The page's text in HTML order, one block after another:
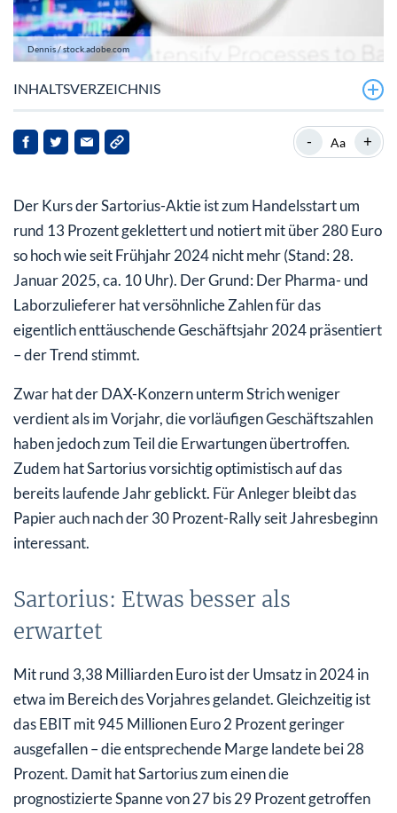
Dennis / stock.adobe.com
INHALTSVERZEICHNIS
Sartorius: Etwas besser als erwartet
- Aa +
Der Kurs der Sartorius-Aktie ist zum Handelsstart um
rund 13 Prozent geklettert und notiert mit über 280 Euro
so hoch wie seit Frühjahr 2024 nicht mehr (Stand: 28.
Januar 2025, ca. 10 Uhr). Der Grund: Der Pharma- und
Laborzulieferer hat versöhnliche Zahlen für das
eigentlich enttäuschende Geschäftsjahr 2024 präsentiert
– der Trend stimmt.
Zwar hat der DAX-Konzern unterm Strich weniger
verdient als im Vorjahr, die vorläufigen Geschäftszahlen
haben jedoch zum Teil die Erwartungen übertroffen.
Zudem hat Sartorius vorsichtig optimistisch auf das
bereits laufende Jahr geblickt. Für Anleger bleibt das
Papier auch nach der 30 Prozent-Rally seit Jahresbeginn
interessant.
Sartorius: Etwas besser als
erwartet
Mit rund 3,38 Milliarden Euro ist der Umsatz in 2024 in
etwa im Bereich des Vorjahres gelandet. Gleichzeitig ist
das EBIT mit 945 Millionen Euro 2 Prozent geringer
ausgefallen – die entsprechende Marge landete bei 28
Prozent. Damit hat Sartorius zum einen die
prognostizierte Spanne von 27 bis 29 Prozent getroffen